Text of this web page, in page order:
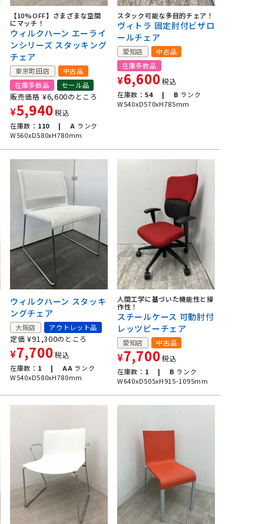
【10%OFF】さまざまな空間
にマッチ！
ウィルクハーン エーライ
ンシリーズ スタッキング
チェア
東京町田店
中古品
在庫多数品
セール品
販売価格 ¥6,600のところ
¥5,940税込
在庫数： 110 | A ランク
W560xD580xH780mm
スタック可能な多目的チェア！
ヴィトラ 固定肘付ビザロ
ールチェア
愛知店
中古品
在庫多数品
¥6,600税込
在庫数： 54 | B ランク
W540xD570xH785mm
ウィルクハーン スタッキ
ングチェア
大阪店 アウトレット品
定価 ¥91,300のところ
¥7,700税込
在庫数： 1 | AA ランク
W540xD580xH780mm
人間工学に基づいた機能性と操
作性！
スチールケース 可動肘付
レッツビーチェア
愛知店 中古品
¥7,700税込
在庫数： 1 | B ランク
W640xD505xH915-1095mm